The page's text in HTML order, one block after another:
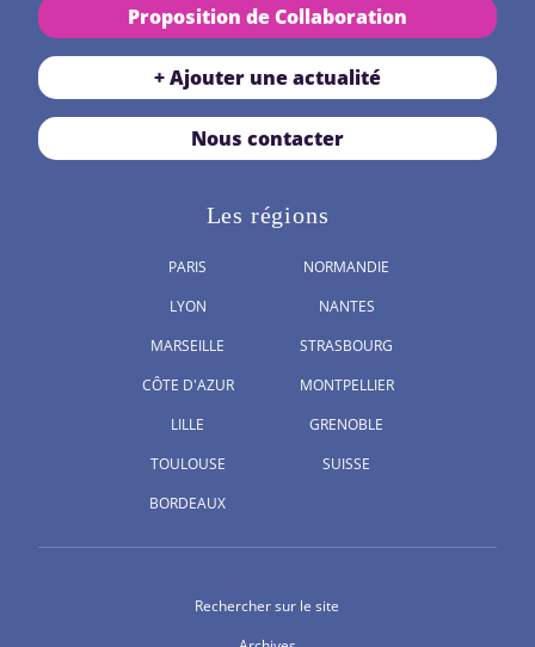
Proposition de Collaboration
+ Ajouter une actualité
Nous contacter
Les régions
PARIS
LYON
MARSEILLE
CÔTE D'AZUR
LILLE
TOULOUSE
BORDEAUX
NORMANDIE
NANTES
STRASBOURG
MONTPELLIER
GRENOBLE
SUISSE
Rechercher sur le site